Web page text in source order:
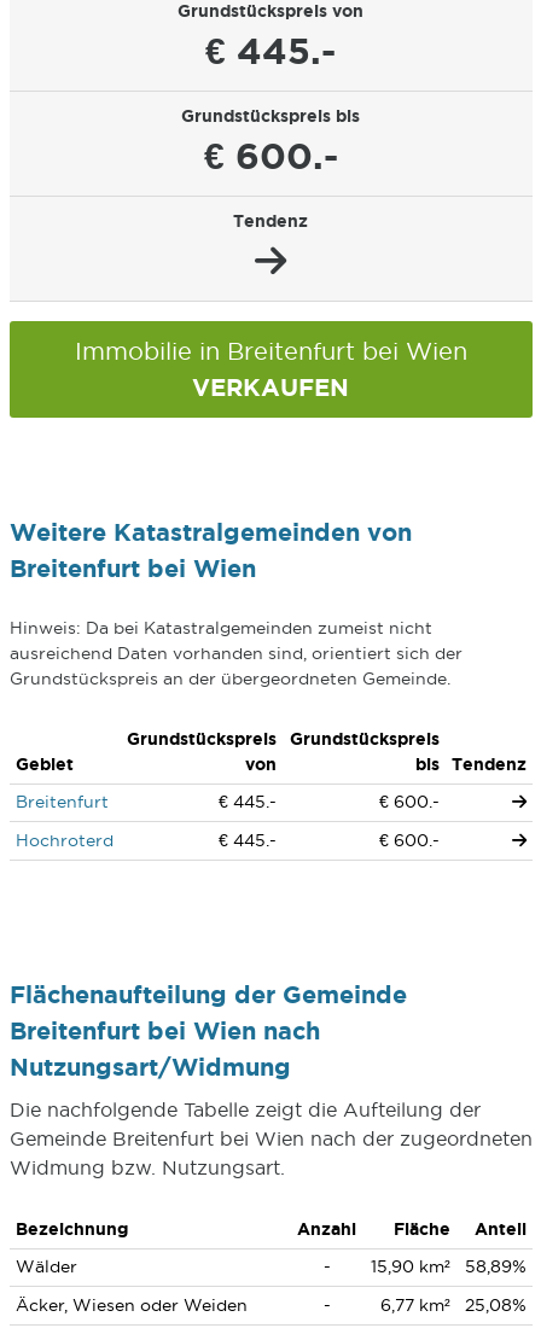
Grundstückspreis von
€ 445.-
Grundstückspreis bis
€ 600.-
Tendenz
Immobilie in Breitenfurt bei Wien
VERKAUFEN
Weitere Katastralgemeinden von
Breitenfurt bei Wien
Hinweis: Da bei Katastralgemeinden zumeist nicht
ausreichend Daten vorhanden sind, orientiert sich der
Grundstückspreis an der übergeordneten Gemeinde.
Gebiet
Grundstückspreis
von
Grundstückspreis
bis
Tendenz
Breitenfurt
€ 445.-
€ 600.-
Hochroterd
€ 445.- € 600.-
Flächenaufteilung der Gemeinde
Breitenfurt bei Wien nach
Nutzungsart/Widmung
Die nachfolgende Tabelle zeigt die Aufteilung der
Gemeinde Breitenfurt bei Wien nach der zugeordneten
Widmung bzw. Nutzungsart.
Bezeichnung Anzahl Fläche
Anteil
Wälder
- 15,90 km²
58,89%
Äcker, Wiesen oder Weiden
- 6,77 km² 25,08%